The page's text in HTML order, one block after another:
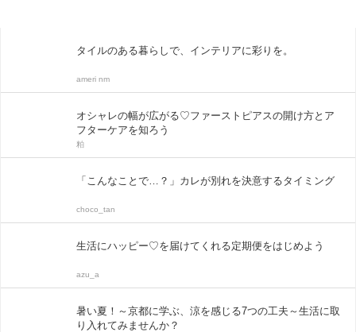
タイルのある暮らしで、インテリアに彩りを。
ameri nm
オシャレの幅が広がる♡ファーストピアスの開け方とア
フターケアを知ろう
粕
「こんなことで…？」カレが別れを決意するタイミング
choco_tan
生活にハッピー♡を届けてくれる定期便をはじめよう
azu_a
暑い夏！～京都に学ぶ、涼を感じる7つの工夫～生活に取
り入れてみませんか？